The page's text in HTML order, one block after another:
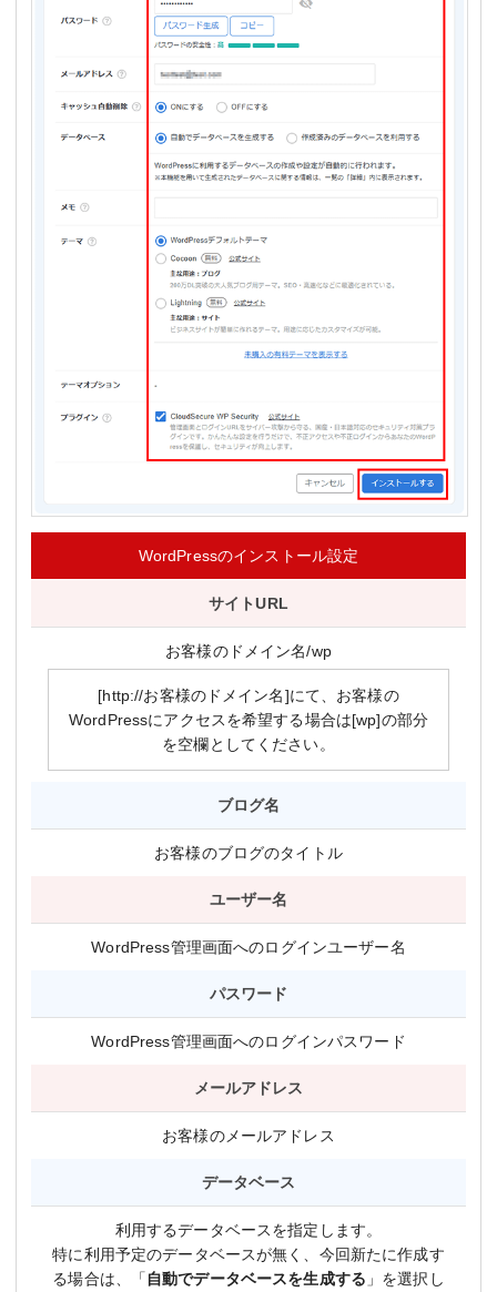
WordPressのインストール設定
サイトURL
お客様のドメイン名/wp
[http://お客様のドメイン名]にて、お客様の
WordPressにアクセスを希望する場合は[wp]の部分
を空欄としてください。
ブログ名
お客様のブログのタイトル
ユーザー名
WordPress管理画面へのログインユーザー名
パスワード
WordPress管理画面へのログインパスワード
メールアドレス
お客様のメールアドレス
データベース
利用するデータベースを指定します。
特に利用予定のデータベースが無く、今回新たに作成す
る場合は、「 自動でデータベースを生成する 」を選択し